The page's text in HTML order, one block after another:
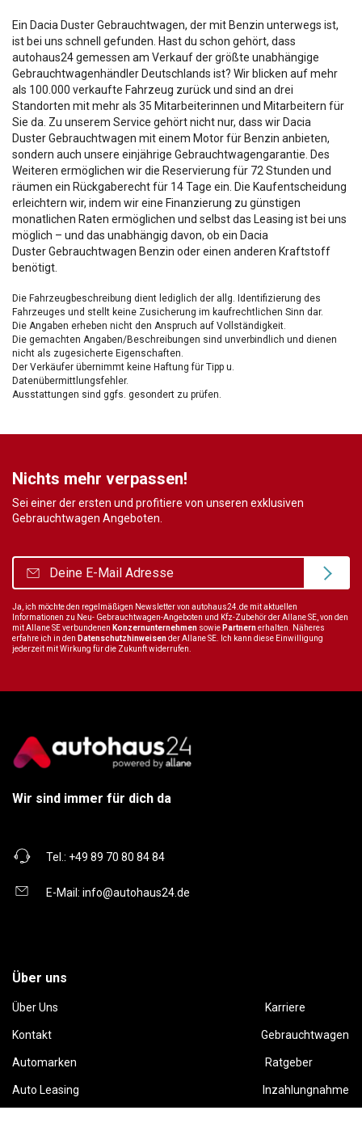
Ein Dacia Duster Gebrauchtwagen, der mit Benzin unterwegs ist,
ist bei uns schnell gefunden. Hast du schon gehört, dass
autohaus24 gemessen am Verkauf der größte unabhängige
Gebrauchtwagenhändler Deutschlands ist? Wir blicken auf mehr
als 100.000 verkaufte Fahrzeug zurück und sind an drei
Standorten mit mehr als 35 Mitarbeiterinnen und Mitarbeitern für
Sie da. Zu unserem Service gehört nicht nur, dass wir Dacia
Duster Gebrauchtwagen mit einem Motor für Benzin anbieten,
sondern auch unsere einjährige Gebrauchtwagengarantie. Des
Weiteren ermöglichen wir die Reservierung für 72 Stunden und
räumen ein Rückgaberecht für 14 Tage ein. Die Kaufentscheidung
erleichtern wir, indem wir eine Finanzierung zu günstigen
monatlichen Raten ermöglichen und selbst das Leasing ist bei uns
möglich – und das unabhängig davon, ob ein Dacia
Duster Gebrauchtwagen Benzin oder einen anderen Kraftstoff
benötigt.
Die Fahrzeugbeschreibung dient lediglich der allg. Identifizierung des
Fahrzeuges und stellt keine Zusicherung im kaufrechtlichen Sinn dar.
Die Angaben erheben nicht den Anspruch auf Vollständigkeit.
Die gemachten Angaben/Beschreibungen sind unverbindlich und dienen
nicht als zugesicherte Eigenschaften.
Der Verkäufer übernimmt keine Haftung für Tipp u.
Datenübermittlungsfehler.
Ausstattungen sind ggfs. gesondert zu prüfen.
Nichts mehr verpassen!
Sei einer der ersten und profitiere von unseren exklusiven
Gebrauchtwagen Angeboten.
Ja, ich möchte den regelmäßigen Newsletter von autohaus24.de mit aktuellen
Informationen zu Neu- Gebrauchtwagen-Angeboten und Kfz-Zubehör der Allane SE, von den
mit Allane SE verbundenen Konzernunternehmen sowie Partnernerhalten. Näheres
erfahre ich in den Datenschutzhinweisender Allane SE. Ich kann diese Einwilligung
jederzeit mit Wirkung für die Zukunft widerrufen.
Wir sind immer für dich da
Tel.: +49 89 70 80 84 84
E-Mail: info@autohaus24.de
Über uns
Über Uns Karriere
Kontakt Gebrauchtwagen
Automarken Ratgeber
Auto Leasing Inzahlungnahme